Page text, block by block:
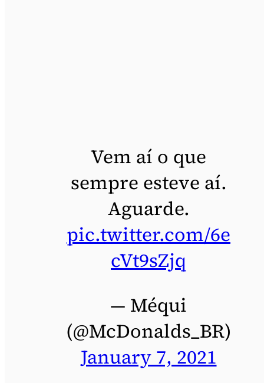
Vem aí o que
sempre esteve aí.
Aguarde.
pic.twitter.com/6e
cVt9sZjq
— Méqui
(@McDonalds_BR)
January 7, 2021